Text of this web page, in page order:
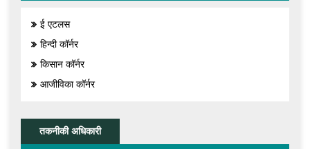
ई एटलस
हिन्दी कॉर्नर
किसान कॉर्नर
आजीविका कॉर्नर
तकनीकी अधिकारी